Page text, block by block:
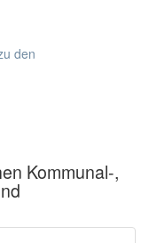
den
Kommunal-,